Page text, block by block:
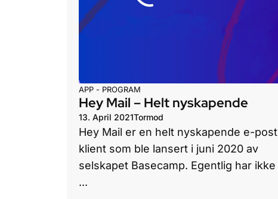
APP - PROGRAM
Hey Mail – Helt nyskapende
13. April 2021Tormod
Hey Mail er en helt nyskapende e-post
klient som ble lansert i juni 2020 av
selskapet Basecamp. Egentlig har ikke
...